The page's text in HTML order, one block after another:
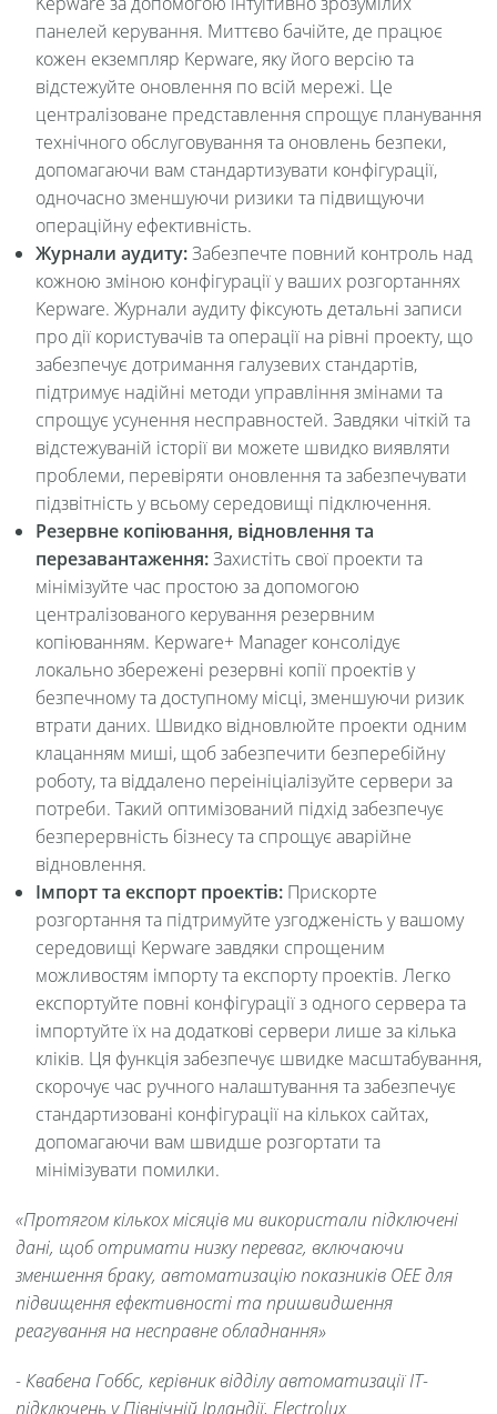
панелей керування. Миттєво бачійте, де працює
кожен екземпляр Kepware, яку його версію та
відстежуйте оновлення по всій мережі. Це
централізоване представлення спрощує планування
технічного обслуговування та оновлень безпеки,
допомагаючи вам стандартизувати конфігурації,
одночасно зменшуючи ризики та підвищуючи
операційну ефективність.
Журнали аудиту:Забезпечте повний контроль над
кожною зміною конфігурації у ваших розгортаннях
Kepware. Журнали аудиту фіксують детальні записи
про дії користувачів та операції на рівні проекту, що
забезпечує дотримання галузевих стандартів,
підтримує надійні методи управління змінами та
спрощує усунення несправностей. Завдяки чіткій та
відстежуваній історії ви можете швидко виявляти
проблеми, перевіряти оновлення та забезпечувати
підзвітність у всьому середовищі підключення.
Резервне копіювання, відновлення та
перезавантаження:Захистіть свої проекти та
мінімізуйте час простою за допомогою
централізованого керування резервним
копіюванням. Kepware+ Manager консолідує
локально збережені резервні копії проектів у
безпечному та доступному місці, зменшуючи ризик
втрати даних. Швидко відновлюйте проекти одним
клацанням миші, щоб забезпечити безперебійну
роботу, та віддалено переініціалізуйте сервери за
потреби. Такий оптимізований підхід забезпечує
безперервність бізнесу та спрощує аварійне
відновлення.
Імпорт та експорт проектів:Прискорте
розгортання та підтримуйте узгодженість у вашому
середовищі Kepware завдяки спрощеним
можливостям імпорту та експорту проектів. Легко
експортуйте повні конфігурації з одного сервера та
імпортуйте їх на додаткові сервери лише за кілька
кліків. Ця функція забезпечує швидке масштабування,
скорочує час ручного налаштування та забезпечує
стандартизовані конфігурації на кількох сайтах,
допомагаючи вам швидше розгортати та
мінімізувати помилки.
«Протягом кількох місяців ми використали підключені
дані, щоб отримати низку переваг, включаючи
зменшення браку, автоматизацію показників OEE для
підвищення ефективності та пришвидшення
реагування на несправне обладнання»
- Квабена Гоббс, керівник відділу автоматизації ІТ-
підключень у Північній Ірландії, Electrolux